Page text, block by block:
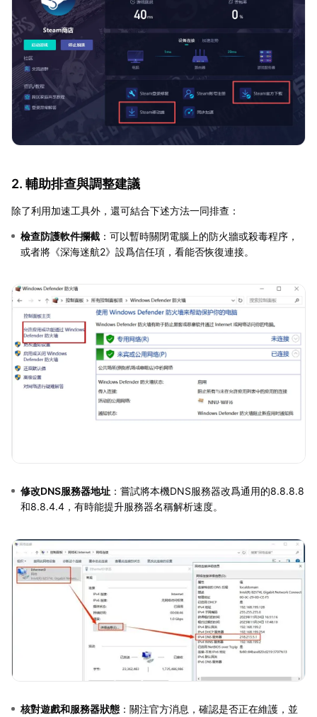
2. 輔助排查與調整建議
除了利用加速工具外，還可結合下述方法一同排查：
檢查防護軟件攔截 ：可以暫時關閉電腦上的防火牆或殺毒程序，
或者將《深海迷航2》設爲信任項，看能否恢復連接。
修改DNS服務器地址 ：嘗試將本機DNS服務器改爲通用的8.8.8.8
和8.8.4.4，有時能提升服務器名稱解析速度。
核對遊戲和服務器狀態 ：關注官方消息，確認是否正在維護，並